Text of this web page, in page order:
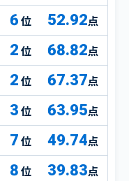
6 52.92点
2 68.82点
2 67.37点
3 63.95点
7 49.74点
8 39.83点